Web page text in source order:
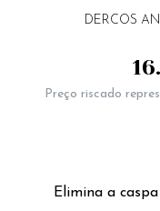
DERCOS
Elimina a
Preço riscado